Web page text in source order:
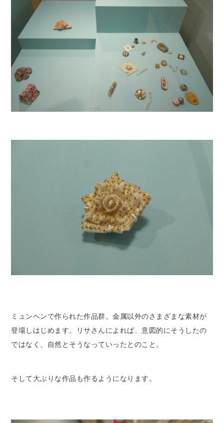
ミュンヘンで作られた作品群。金属以外のさまざまな素材が
登場しはじめます。リサさんによれば、意図的にそうしたの
ではなく、自然とそうなっていったとのこと。
そして大ぶりな作品も作るようになります。